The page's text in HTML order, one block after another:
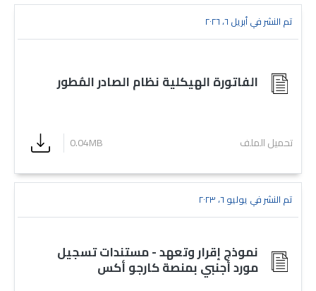
تم النشر في أبريل ٦، ٢٠٢٦
الفاتورة الهيكلية نظام الصادر المُطور
تحميل الملف 0.04MB
تم النشر في يوليو ٦، ٢٠٢٣
نموذج إقرار وتعهد - مستندات تسجيل
مورد أجنبي بمنصة كارجو أكس